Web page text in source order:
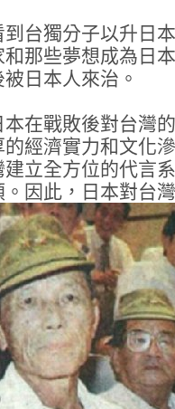
台獨分子以升日
和那些夢想成為日
日本人來治。
本在戰敗後對台灣
的經濟實力和文化
建立全方位的代言
。因此，日本對台